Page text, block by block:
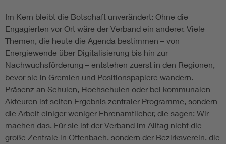
Im Kern bleibt die Botschaft unverändert: Ohne die
Engagierten vor Ort wäre der Verband ein anderer. Viele
Themen, die heute die Agenda bestimmen – von
Energiewende über Digitalisierung bis hin zur
Nachwuchsförderung – entstehen zuerst in den Regionen,
bevor sie in Gremien und Positionspapiere wandern.
Präsenz an Schulen, Hochschulen oder bei kommunalen
Akteuren ist selten Ergebnis zentraler Programme, sondern
die Arbeit einiger weniger Ehrenamtlicher, die sagen: Wir
machen das. Für sie ist der Verband im Alltag nicht die
große Zentrale in Offenbach, sondern der Bezirksverein, die